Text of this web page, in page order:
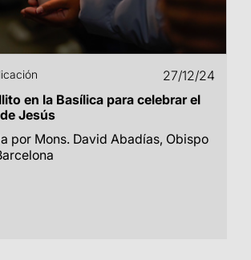
27/12/24
en la Basílica para celebrar el
Jesús
por Mons. David Abadías, Obispo